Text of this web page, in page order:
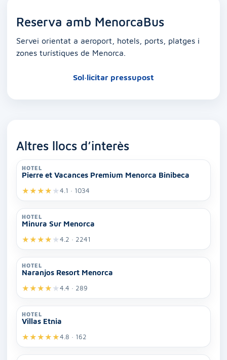
Reserva amb MenorcaBus
Servei orientat a aeroport, hotels, ports, platges i
zones turístiques de Menorca.
Sol·licitar pressupost
Altres llocs d’interès
HOTEL
Pierre et Vacances Premium Menorca Binibeca
★★★★ ★4.1 · 1034
HOTEL
Minura Sur Menorca
★★★★ ★4.2 · 2241
HOTEL
Naranjos Resort Menorca
★★★★ ★4.4 · 289
HOTEL
Villas Etnia
★★★★★4.8 · 162